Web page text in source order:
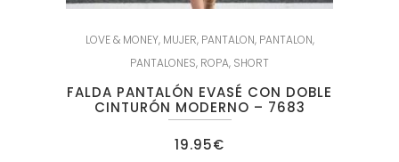
LOVE & MONEY, MUJER, PANTALON, PANTALON,
PANTALONES, ROPA, SHORT
FALDA PANTALÓN EVASÉ CON DOBLE
CINTURÓN MODERNO – 7683
19.95€